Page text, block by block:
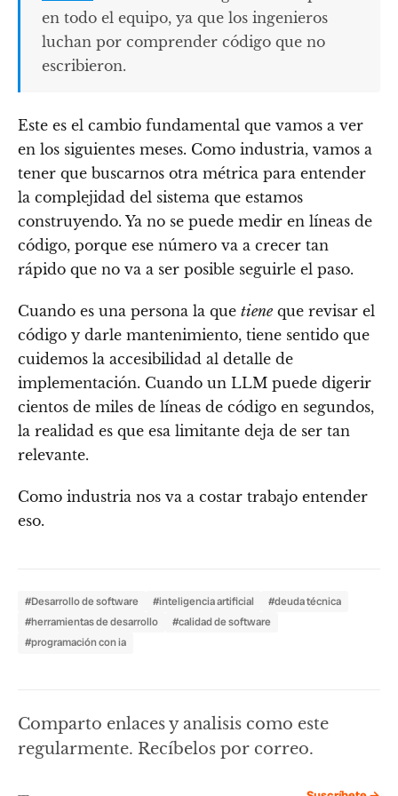
en todo el equipo, ya que los ingenieros
luchan por comprender código que no
escribieron.
Este es el cambio fundamental que vamos a ver
en los siguientes meses. Como industria, vamos a
tener que buscarnos otra métrica para entender
la complejidad del sistema que estamos
construyendo. Ya no se puede medir en líneas de
código, porque ese número va a crecer tan
rápido que no va a ser posible seguirle el paso.
Cuando es una persona la que tiene que revisar el
código y darle mantenimiento, tiene sentido que
cuidemos la accesibilidad al detalle de
implementación. Cuando un LLM puede digerir
cientos de miles de líneas de código en segundos,
la realidad es que esa limitante deja de ser tan
relevante.
Como industria nos va a costar trabajo entender
eso.
#Desarrollo de software #inteligencia artificial
#deuda técnica
#herramientas de desarrollo
#calidad de software
#programación con ia
Comparto enlaces y analisis como este
regularmente. Recíbelos por correo.